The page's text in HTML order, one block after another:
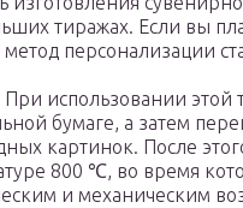
тиражах. Если вы
персонализации
При использовании этой
бумаге, а затем
картинок. После
800 ℃, во время
и механическим